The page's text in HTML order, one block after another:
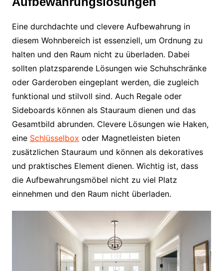
Eine durchdachte und clevere Aufbewahrung in
diesem Wohnbereich ist essenziell, um Ordnung zu
halten und den Raum nicht zu überladen. Dabei
sollten platzsparende Lösungen wie Schuhschränke
oder Garderoben eingeplant werden, die zugleich
funktional und stilvoll sind. Auch Regale oder
Sideboards können als Stauraum dienen und das
Gesamtbild abrunden. Clevere Lösungen wie Haken,
eine Schlüsselbox oder Magnetleisten bieten
zusätzlichen Stauraum und können als dekoratives
und praktisches Element dienen. Wichtig ist, dass
die Aufbewahrungsmöbel nicht zu viel Platz
einnehmen und den Raum nicht überladen.